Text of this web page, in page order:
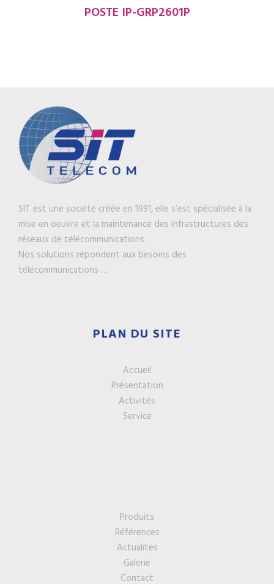
POSTE IP-GRP2601P
SIT est une société créée en 1991, elle s’est spécialisée à la
mise en oeuvre et la maintenance des infrastructures des
réseaux de télécommunications.
Nos solutions répondent aux besoins des
télécommunications …
PLAN DU SITE
Accueil
Présentation
Activités
Service
Produits
Références
Actualites
Galerie
Contact